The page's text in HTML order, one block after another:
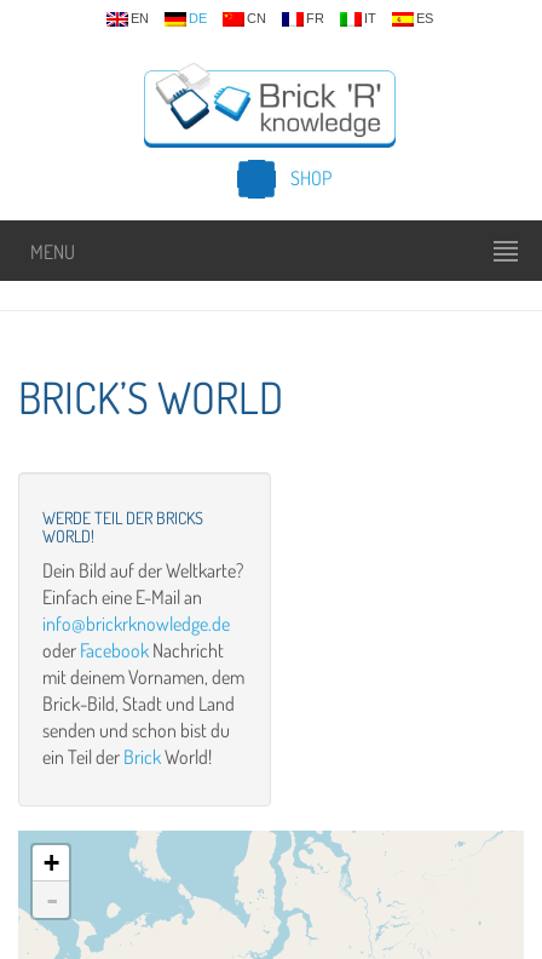
EN DE CN FR IT ES
SHOP
MENU
BRICK’S WORLD
WERDE TEIL DER BRICKS
WORLD!
Dein Bild auf der Weltkarte?
Einfach eine E-Mail an
info@brickrknowledge.de
oder Facebook Nachricht
mit deinem Vornamen, dem
Brick-Bild, Stadt und Land
senden und schon bist du
ein Teil der BrickWorld!
+
-